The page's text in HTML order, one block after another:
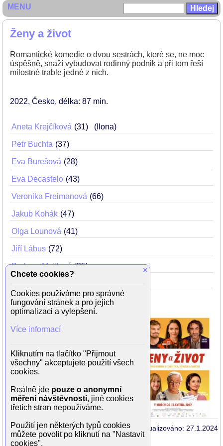
Ženy a život
Romantické komedie o dvou sestrách, které se, ne moc
úspěšně, snaží vybudovat rodinný podnik a při tom řeší
milostné trable jedné z nich.
2022 Česko délka: 87 min
Aneta Krejčíková 31 (Ilona)
Petr Buchta 37
Eva Burešová 28
Eva Decastelo 43
Veronika Freimanová 66
Jakub Kohák 47
Olga Lounová 41
Jiří Lábus 72
Barbora Mottlová 35
Režie: Petr Zahrádka
Scénář: Zita Marinovová
Kamera: Ondřej Belica
Aktualizováno: 27.1.2024
MENU
×
Chcete cookies?
Cookies používáme pro správné
fungování stránek a pro jejich
optimalizaci a vylepšení.
Více informací
Kliknutím na tlačítko "Přijmout
všechny" akceptujete použití všech
cookies.
Reálně jde pouze o anonymní
měření návštěvnosti, jiné cookies
třetích stran nepoužíváme.
Použití jen některých typů cookies
můžete povolit po kliknutí na "Nastavit
cookies".